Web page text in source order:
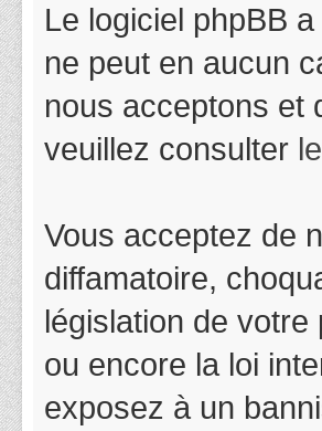
Le logiciel phpBB
ne peut en aucun
nous acceptons et
veuillez consulter
Vous acceptez de
diffamatoire,
législation de
ou encore la loi
exposez à un